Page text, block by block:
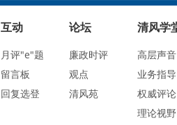
互动
月评"e"题
留言板
回复选登
论坛
廉政时评
观点
清风苑
清风学
高层声音
业务指导
权威评论
理论视野